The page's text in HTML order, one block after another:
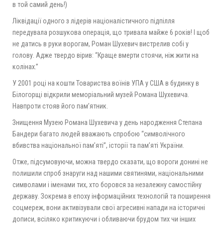
в той самий день!)
Ліквідації одного з лідерів націоналістичного підпілля
передувала розшукова операція, що тривала майже 6 років! І щоб
не датись в руки ворогам, Роман Шухевич вистрелив собі у
голову. Адже твердо вірив: “Краще вмерти стоячи, ніж жити на
колінах.”
У 2001 році на кошти Товариства воїнів УПА у США в будинку в
Білогорщі відкрили меморіальний музей Романа Шухевича.
Навпроти стояв його пам’ятник.
Знищення Музею Романа Шухевича у день народження Степана
Бандери багато людей вважають спробою “символічного
вбивства національної пам’яті”, історії та пам’яті України.
Отже, підсумовуючи, можна твердо сказати, що вороги донині не
полишили спроб знаруги над нашими святинями, національними
символами і іменами тих, хто боровся за незалежну самостійну
державу. Зокрема в епоху інформаційних технологій та поширення
соцмереж, вони активізували свої агресивні напади на історичні
дописи, всіляко критикуючи і обливаючи брудом тих чи інших